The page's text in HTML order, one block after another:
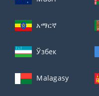
አማርኛ
Ўзбек
Malagasy